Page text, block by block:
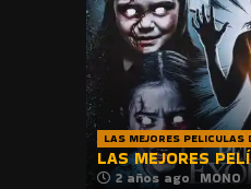
LAS MEJORES PELICULAS
LAS MEJORES
2 años ago MONO